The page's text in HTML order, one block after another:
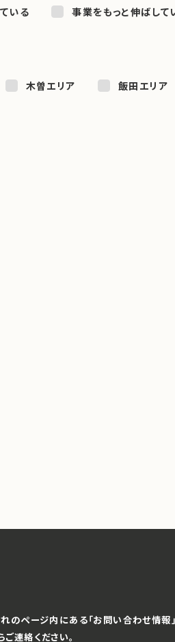
いる 事業をもっと伸ばして
木曽エリア 飯田エリア
ページ内にある「お問い合わせ情報」
連絡ください。